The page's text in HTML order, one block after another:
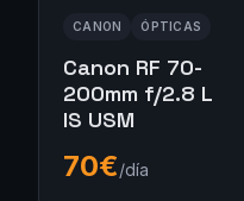
CANON ÓPTICAS
Canon RF 70-
200mm f/2.8 L
IS USM
70€/día